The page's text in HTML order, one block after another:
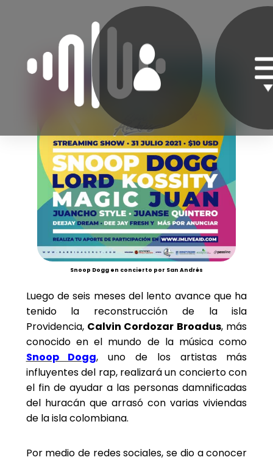
Snoop Dogg en concierto por San Andrés
Luego de seis meses del lento avance que ha
tenido la reconstrucción de la isla
Providencia, Calvin Cordozar Broadus, más
conocido en el mundo de la música como
Snoop Dogg, uno de los artistas más
influyentes del rap, realizará un concierto con
el fin de ayudar a las personas damnificadas
del huracán que arrasó con varias viviendas
de la isla colombiana.
Por medio de redes sociales, se dio a conocer